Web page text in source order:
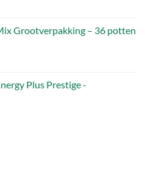
Grootverpakking – 36 potten
Plus Prestige -